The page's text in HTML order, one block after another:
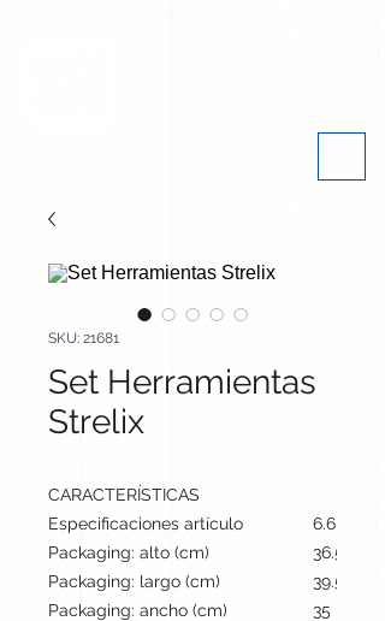
SKU: 21681
Set Herramientas
Strelix
CARACTERÍSTICAS
Especificaciones artículo
6.6 cm /
Packaging: alto (cm)
36.5
Packaging: largo (cm)
39.5
Packaging: ancho (cm)
35